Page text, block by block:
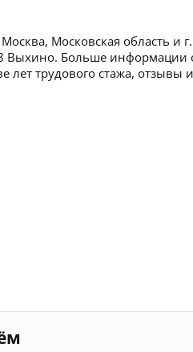
Московская область и
Выхино. Больше информации
лет трудового стажа,